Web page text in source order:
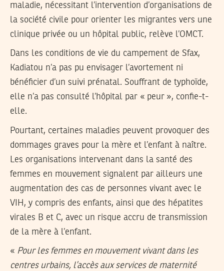
maladie, nécessitant l’intervention d’organisations de
la société civile pour orienter les migrantes vers une
clinique privée ou un hôpital public, relève l’OMCT.
Dans les conditions de vie du campement de Sfax,
Kadiatou n’a pas pu envisager l’avortement ni
bénéficier d’un suivi prénatal. Souffrant de typhoïde,
elle n’a pas consulté l’hôpital par « peur », confie-t-
elle.
Pourtant, certaines maladies peuvent provoquer des
dommages graves pour la mère et l’enfant à naître.
Les organisations intervenant dans la santé des
femmes en mouvement signalent par ailleurs une
augmentation des cas de personnes vivant avec le
VIH, y compris des enfants, ainsi que des hépatites
virales B et C, avec un risque accru de transmission
de la mère à l’enfant.
« Pour les femmes en mouvement vivant dans les
centres urbains, l’accès aux services de maternité